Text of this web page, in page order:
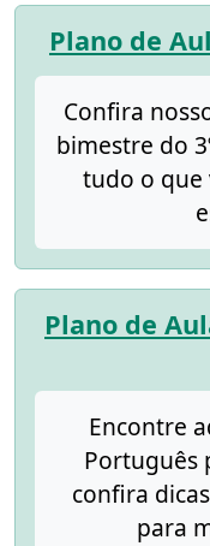
Plano de
Confira
bimestre do
tudo o que
Plano de
Encontre
Português
confira
para